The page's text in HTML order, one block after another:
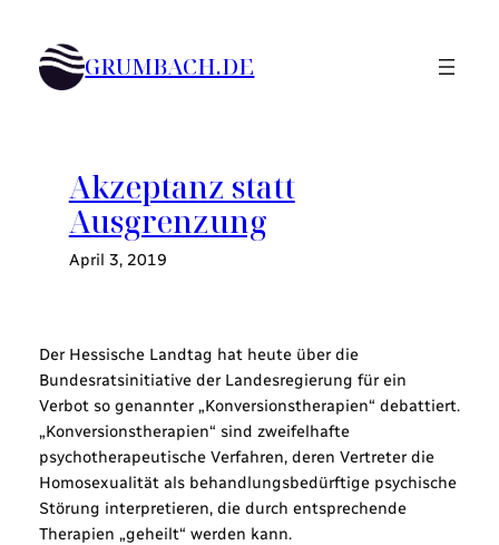
Inhalt
springen GRUMBACH.DE
Akzeptanz statt
Ausgrenzung
April 3, 2019
Der Hessische Landtag hat heute über die
Bundesratsinitiative der Landesregierung für ein
Verbot so genannter „Konversionstherapien“ debattiert.
„Konversionstherapien“ sind zweifelhafte
psychotherapeutische Verfahren, deren Vertreter die
Homosexualität als behandlungsbedürftige psychische
Störung interpretieren, die durch entsprechende
Therapien „geheilt“ werden kann.